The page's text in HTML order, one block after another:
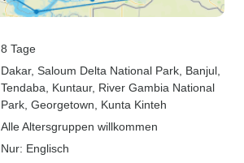
8 Tage
Dakar, Saloum Delta National Park , Banjul
Tendaba , Kuntaur, River Gambia National
Park , Georgetown , Kunta Kinteh
Alle Altersgruppen willkommen
Nur: Englisch